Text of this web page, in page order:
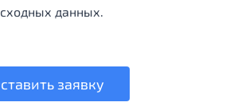
данных.
заявку